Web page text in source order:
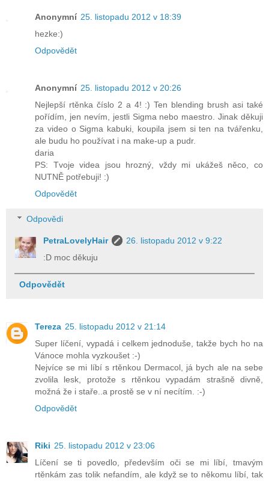
Anonymní 25. listopadu 2012 v 18:39
hezke:)
Odpovědět
Anonymní 25. listopadu 2012 v 20:26
Nejlepší rtěnka číslo 2 a 4! :) Ten blending brush asi také
pořídím, jen nevím, jestli Sigma nebo maestro. Jinak děkuji
za video o Sigma kabuki, koupila jsem si ten na tvářenku,
ale budu ho používat i na make-up a pudr.
daria
PS: Tvoje videa jsou hrozný, vždy mi ukážeš něco, co
NUTNĚ potřebuji! :)
Odpovědět
Odpovědi
PetraLovelyHair
26. listopadu 2012 v 9:22
:D moc děkuju
Odpovědět
Tereza 25. listopadu 2012 v 21:14
Super líčení, vypadá i celkem jednoduše, takže bych ho na
Vánoce mohla vyzkoušet :-)
Nejvíce se mi líbí s rtěnkou Dermacol, já bych ale na sebe
zvolila lesk, protože s rtěnkou vypadám strašně divně,
možná že i staře..a prostě se v ní necítím. :-)
Odpovědět
Riki 25. listopadu 2012 v 23:06
Líčení se ti povedlo, především oči se mi líbí, tmavým
rtěnkám zas tolik nefandím, ale když se to někomu líbí, tak